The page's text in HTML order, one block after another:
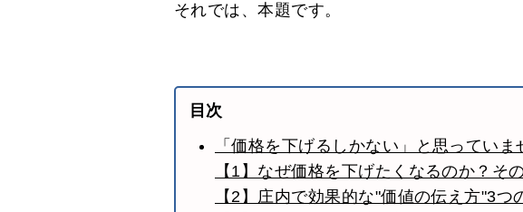
それでは、本題です。
目次
「価格を下げるしかない」と思っていま
【1】なぜ価格を下げたくなるのか？そ
【2】庄内で効果的な"価値の伝え方"3つ